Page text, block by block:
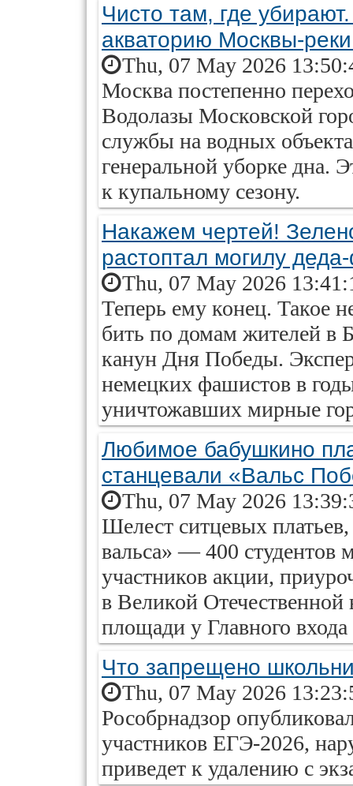
Чисто там, где
акваторию Москвы-реки
Thu, 07 May 2026
Москва постепенно
Водолазы Московской
службы на водных
генеральной уборке дна.
к купальному сезону.
Накажем чертей!
растоптал могилу
Thu, 07 May 2026
Теперь ему конец. Такое
бить по домам жителей в
канун Дня Победы.
немецких фашистов в
уничтожавших мирные
Любимое бабушкино
станцевали «Вальс
Thu, 07 May 2026
Шелест ситцевых
вальса» — 400 студентов
участников акции,
в Великой Отечественной
площади у Главного
Что запрещено
Thu, 07 May 2026
Рособрнадзор
участников ЕГЭ-2026,
приведет к удалению с